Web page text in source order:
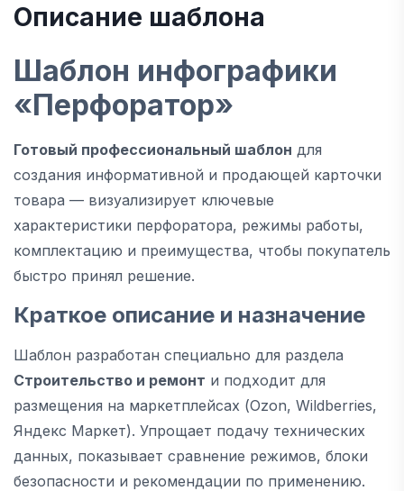
Описание шаблона
Шаблон инфографики
«Перфоратор»
Готовый профессиональный шаблон для
создания информативной и продающей карточки
товара — визуализирует ключевые
характеристики перфоратора, режимы работы,
комплектацию и преимущества, чтобы покупатель
быстро принял решение.
Краткое описание и назначение
Шаблон разработан специально для раздела
Строительство и ремонт и подходит для
размещения на маркетплейсах (Ozon, Wildberries,
Яндекс Маркет). Упрощает подачу технических
данных, показывает сравнение режимов, блоки
безопасности и рекомендации по применению.